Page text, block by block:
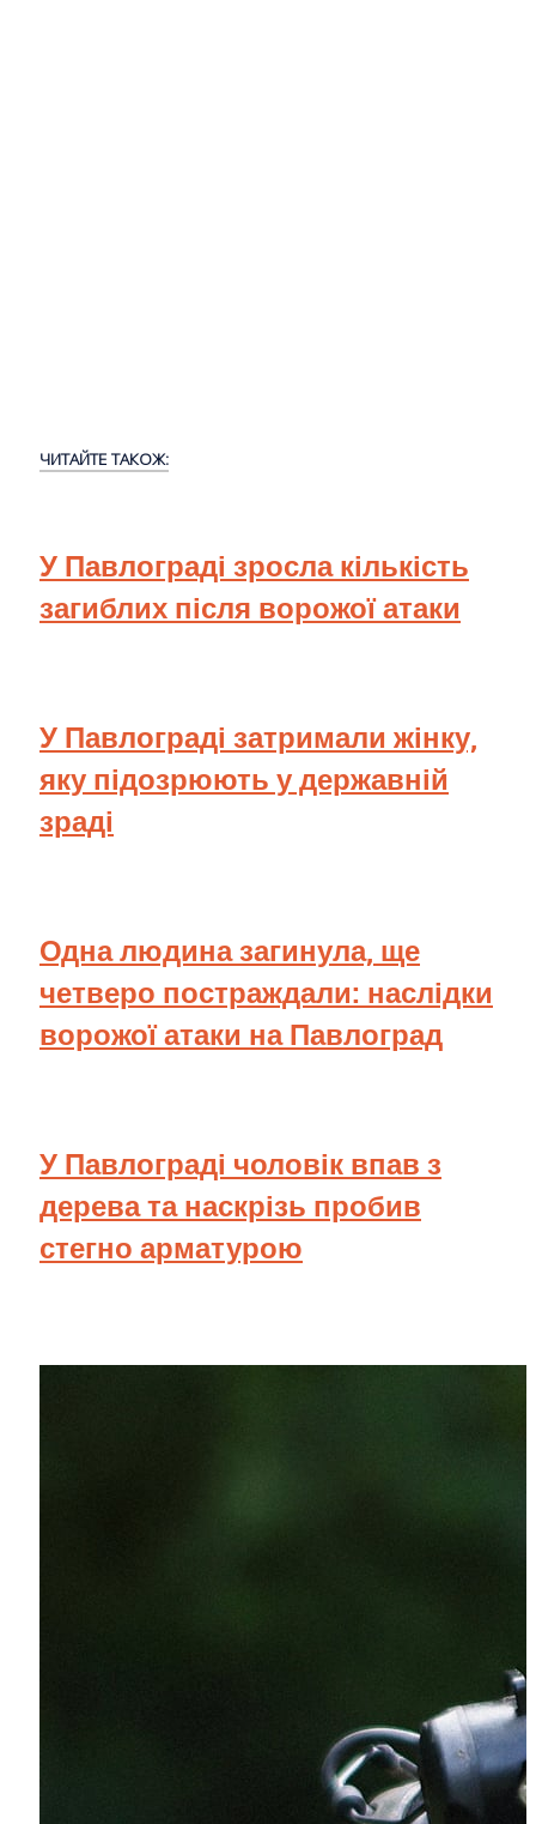
ЧИТАЙТЕ ТАКОЖ:
У Павлограді зросла кількість
загиблих після ворожої атаки
У Павлограді затримали жінку,
яку підозрюють у державній
зраді
Одна людина загинула, ще
четверо постраждали: наслідки
ворожої атаки на Павлоград
У Павлограді чоловік впав з
дерева та наскрізь пробив
стегно арматурою